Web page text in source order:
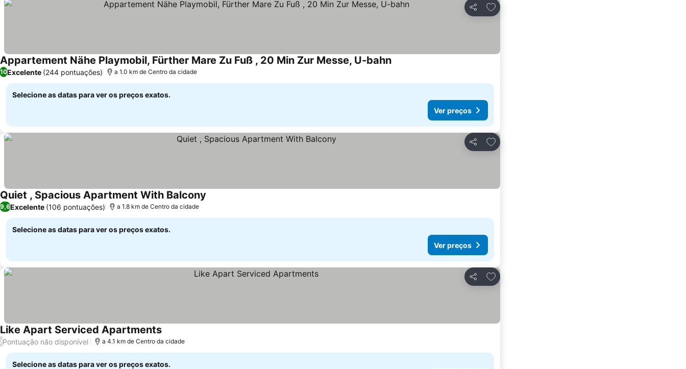
Partilhar
Adicionar aos favoritos
Appartement Nähe Playmobil, Fürther Mare Zu Fuß , 20 Min Zur Messe, U-bahn
10Excelente (244 pontuações) a 1.0 km de Centro da cidade
Selecione as datas para ver os preços exatos.
Ver preços
Partilhar
Adicionar aos favoritos
Quiet , Spacious Apartment With Balcony
9,6Excelente (106 pontuações) a 1.8 km de Centro da cidade
Selecione as datas para ver os preços exatos.
Ver preços
Partilhar
Adicionar aos favoritos
Like Apart Serviced Apartments
/Pontuação não disponível a 4.1 km de Centro da cidade
Selecione as datas para ver os preços exatos.